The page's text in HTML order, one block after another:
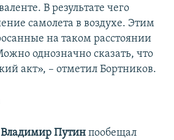
В результате чего
самолета в воздухе. Этим
на таком расстоянии
однозначно сказать, что
акт», – отметил Бортников.
Владимир Путин пообещал